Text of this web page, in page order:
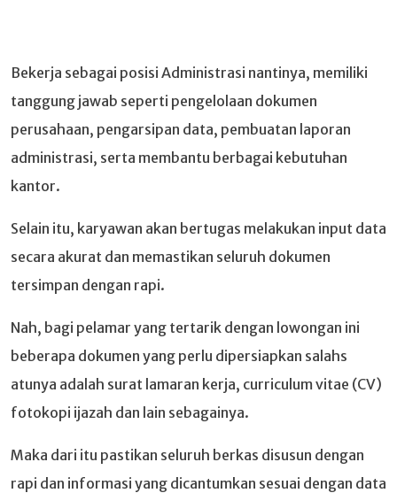
Bekerja sebagai posisi Administrasi nantinya, memiliki
tanggung jawab seperti pengelolaan dokumen
perusahaan, pengarsipan data, pembuatan laporan
administrasi, serta membantu berbagai kebutuhan
kantor.
Selain itu, karyawan akan bertugas melakukan input data
secara akurat dan memastikan seluruh dokumen
tersimpan dengan rapi.
Nah, bagi pelamar yang tertarik dengan lowongan ini
beberapa dokumen yang perlu dipersiapkan salahs
atunya adalah surat lamaran kerja, curriculum vitae (CV)
fotokopi ijazah dan lain sebagainya.
Maka dari itu pastikan seluruh berkas disusun dengan
rapi dan informasi yang dicantumkan sesuai dengan data